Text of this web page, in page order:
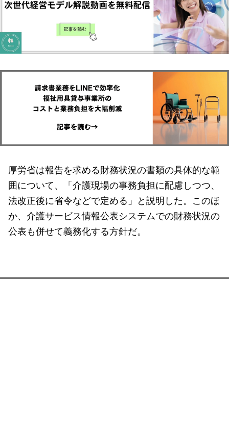
厚労省は報告を求める財務状況の書類の具体的な範
囲について、「介護現場の事務負担に配慮しつつ、
法改正後に省令などで定める」と説明した。このほ
か、介護サービス情報公表システムでの財務状況の
公表も併せて義務化する方針だ。